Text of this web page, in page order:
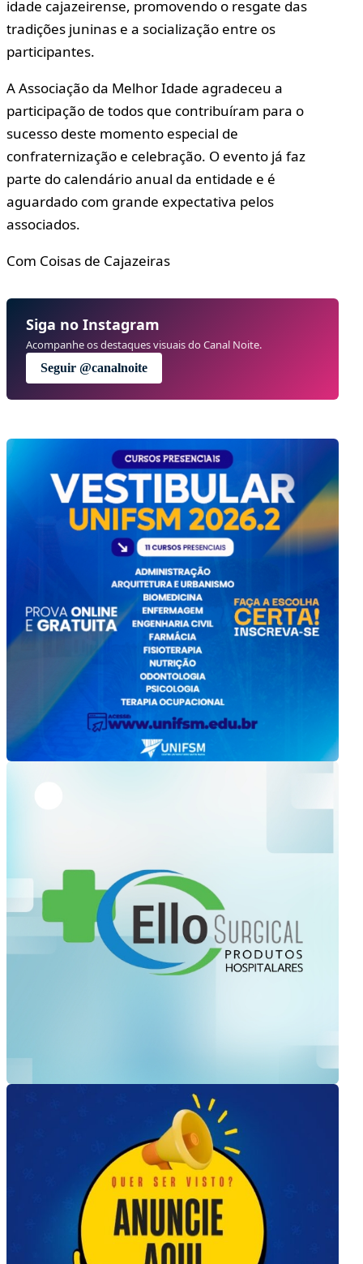
idade cajazeirense, promovendo o resgate das
tradições juninas e a socialização entre os
participantes.
A Associação da Melhor Idade agradeceu a
participação de todos que contribuíram para o
sucesso deste momento especial de
confraternização e celebração. O evento já faz
parte do calendário anual da entidade e é
aguardado com grande expectativa pelos
associados.
Com Coisas de Cajazeiras
Siga no Instagram
Acompanhe os destaques visuais do Canal Noite.
Seguir @canalnoite